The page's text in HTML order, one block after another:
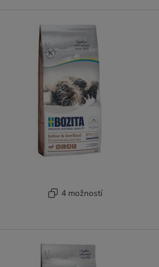
4 možností